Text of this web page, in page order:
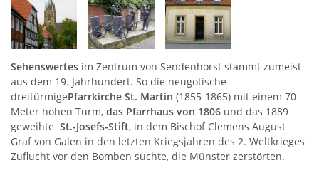
Sehenswertes im Zentrum von Sendenhorst stammt zumeist
aus dem 19. Jahrhundert. So die neugotische
dreitürmigePfarrkirche St. Martin (1855-1865) mit einem 70
Meter hohen Turm, das Pfarrhaus von 1806 und das 1889
geweihte St.-Josefs-Stift, in dem Bischof Clemens August
Graf von Galen in den letzten Kriegsjahren des 2. Weltkrieges
Zuflucht vor den Bomben suchte, die Münster zerstörten.